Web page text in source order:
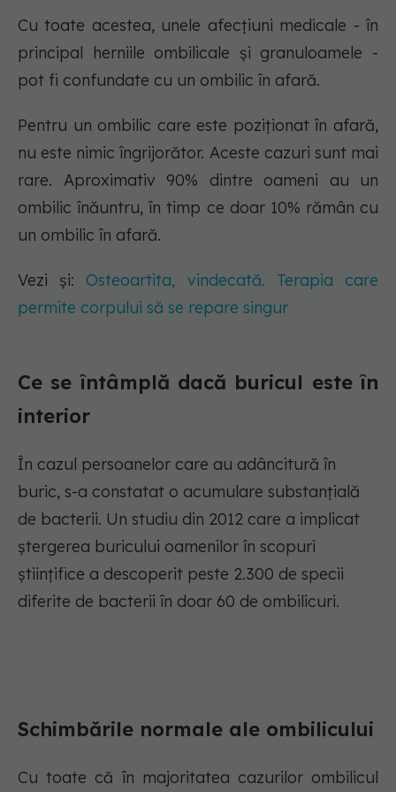
Cu toate acestea, unele afecțiuni medicale - în
principal herniile ombilicale și granuloamele -
pot fi confundate cu un ombilic în afară.
Pentru un ombilic care este poziționat în afară,
nu este nimic îngrijorător. Aceste cazuri sunt mai
rare. Aproximativ 90% dintre oameni au un
ombilic înăuntru, în timp ce doar 10% rămân cu
un ombilic în afară.
Vezi și:Osteoartita, vindecată. Terapia care
permite corpului să se repare singur
Ce se întâmplă dacă buricul este în
interior
În cazul persoanelor care au adâncitură în
buric, s-a constatat o acumulare substanțială
de bacterii. Un studiu din 2012 care a implicat
ștergerea buricului oamenilor în scopuri
științifice a descoperit peste 2.300 de specii
diferite de bacterii în doar 60 de ombilicuri.
Schimbările normale ale ombilicului
Cu toate că în majoritatea cazurilor ombilicul